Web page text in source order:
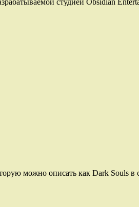
студией Obsidian
можно описать как Dark Souls